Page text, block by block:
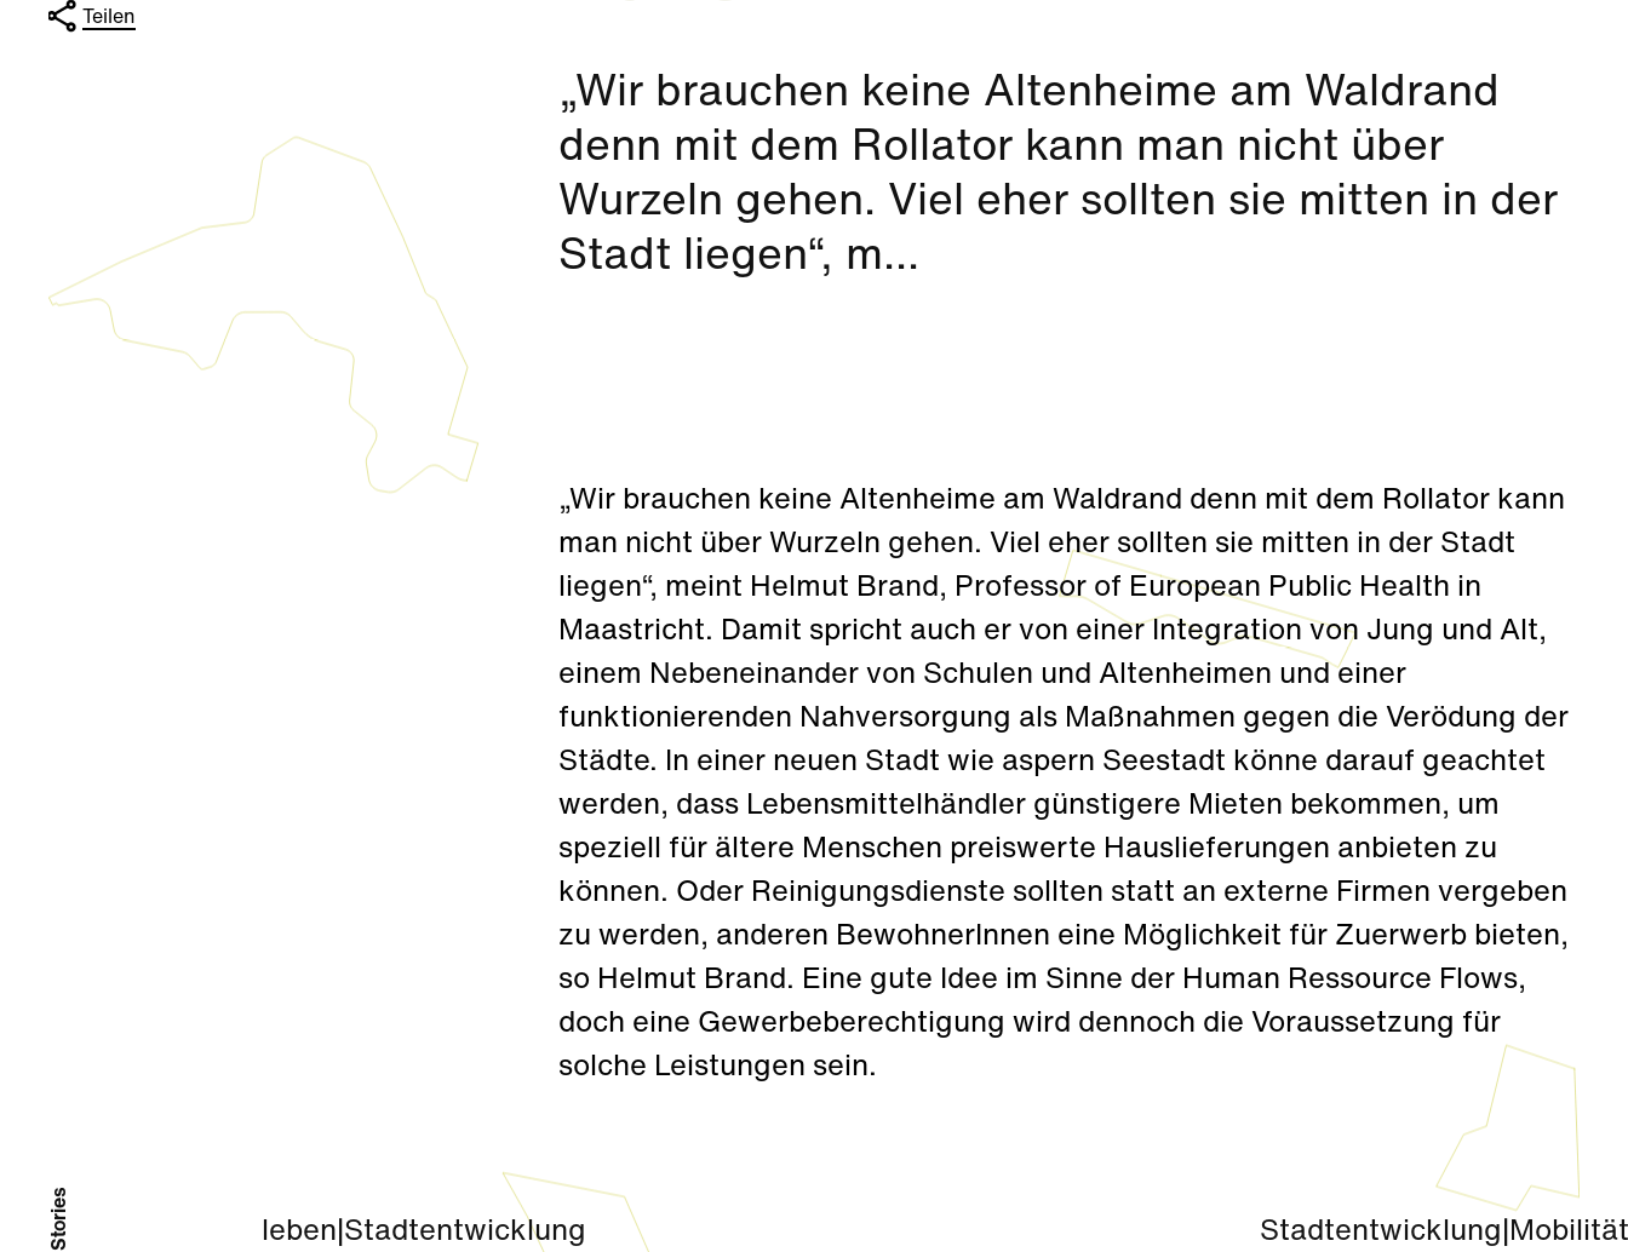
Teilen
„Wir brauchen keine Altenheime am Waldrand
denn mit dem Rollator kann man nicht über
Wurzeln gehen. Viel eher sollten sie mitten in der
Stadt liegen“, m...
„Wir brauchen keine Altenheime am Waldrand denn mit dem Rollator kann
man nicht über Wurzeln gehen. Viel eher sollten sie mitten in der Stadt
liegen“, meint Helmut Brand, Professor of European Public Health in
Maastricht. Damit spricht auch er von einer Integration von Jung und Alt,
einem Nebeneinander von Schulen und Altenheimen und einer
funktionierenden Nahversorgung als Maßnahmen gegen die Verödung der
Städte. In einer neuen Stadt wie aspern Seestadt könne darauf geachtet
werden, dass Lebensmittelhändler günstigere Mieten bekommen, um
speziell für ältere Menschen preiswerte Hauslieferungen anbieten zu
können. Oder Reinigungsdienste sollten statt an externe Firmen vergeben
zu werden, anderen BewohnerInnen eine Möglichkeit für Zuerwerb bieten,
so Helmut Brand. Eine gute Idee im Sinne der Human Ressource Flows,
doch eine Gewerbeberechtigung wird dennoch die Voraussetzung für
solche Leistungen sein.
leben Stadtentwicklung Stadtentwicklung Mobilität